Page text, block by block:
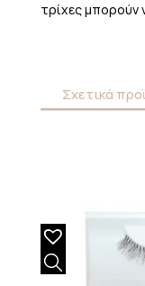
τρίχες μπορούν
Σχετικά